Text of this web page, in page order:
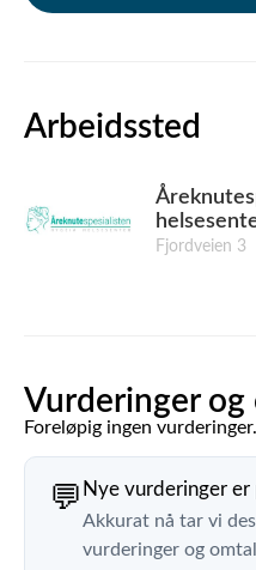
Arbeidssted
Fjordveien 3
Vurderinger og
Foreløpig ingen vurderinger.
💬 Nye vurderinger er
Akkurat nå tar vi
vurderinger og